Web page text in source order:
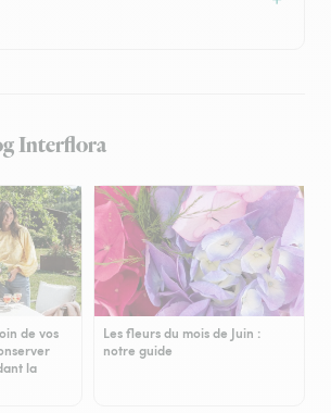
Interflora
de vos
la
Les fleurs du mois de Juin :
notre guide